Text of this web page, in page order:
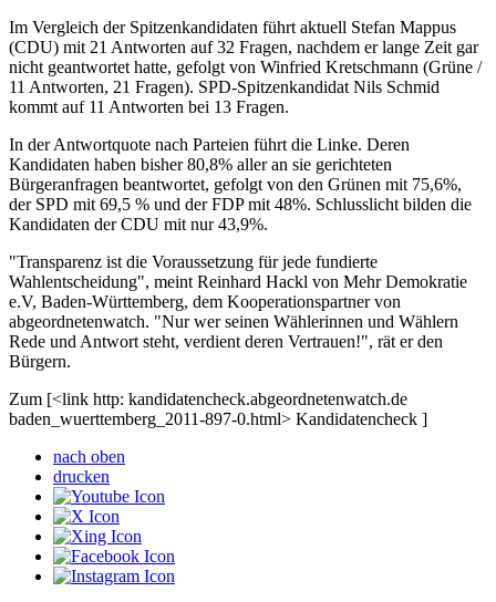
Im Vergleich der Spitzenkandidaten führt aktuell Stefan Mappus
(CDU) mit 21 Antworten auf 32 Fragen, nachdem er lange Zeit gar
nicht geantwortet hatte, gefolgt von Winfried Kretschmann (Grüne /
11 Antworten, 21 Fragen). SPD-Spitzenkandidat Nils Schmid
kommt auf 11 Antworten bei 13 Fragen.
In der Antwortquote nach Parteien führt die Linke. Deren
Kandidaten haben bisher 80,8% aller an sie gerichteten
Bürgeranfragen beantwortet, gefolgt von den Grünen mit 75,6%,
der SPD mit 69,5 % und der FDP mit 48%. Schlusslicht bilden die
Kandidaten der CDU mit nur 43,9%.
"Transparenz ist die Voraussetzung für jede fundierte
Wahlentscheidung", meint Reinhard Hackl von Mehr Demokratie
e.V, Baden-Württemberg, dem Kooperationspartner von
abgeordnetenwatch. "Nur wer seinen Wählerinnen und Wählern
Rede und Antwort steht, verdient deren Vertrauen!", rät er den
Bürgern.
Zum [<link http: kandidatencheck.abgeordnetenwatch.de
baden_wuerttemberg_2011-897-0.html> Kandidatencheck ]
nach oben
drucken